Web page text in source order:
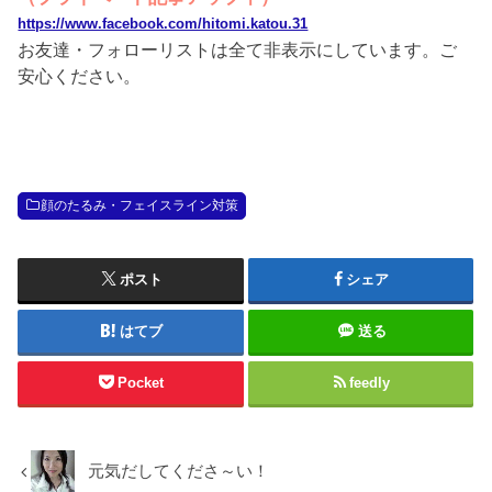
https://www.facebook.com/hitomi.katou.31
お友達・フォローリストは全て非表示にしています。ご
安心ください。
顔のたるみ・フェイスライン対策
ポスト シェア
はてブ 送る
Pocket feedly
元気だしてくださ～い！